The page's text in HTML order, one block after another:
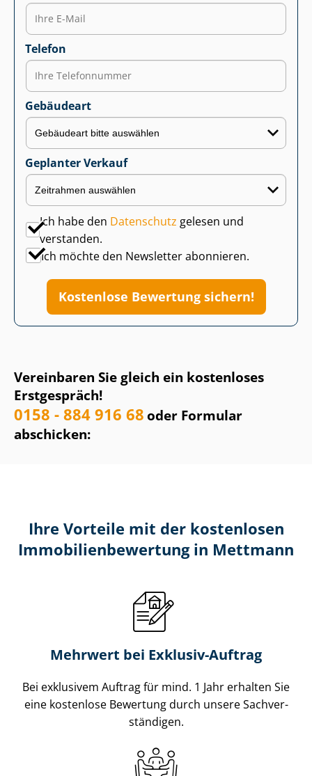
Vereinbaren Sie gleich ein kostenloses
Erstgespräch!
0158 - 884 916 68oder Formular
abschicken:
Telefon
Gebäudeart
Geplanter Verkauf
Ich habe den Datenschutz gelesen und
verstanden.
Ich möchte den Newsletter abonnieren.
Kostenlose Bewertung sichern!
Ihre Vorteile mit der kostenlosen
Im­mo­bi­li­en­be­wer­tung in Mettmann
Mehrwert bei Exklusiv-Auftrag
Bei exklusivem Auftrag für mind. 1 Jahr erhalten Sie
eine kostenlose Bewertung durch unsere Sach­ver­
stän­di­gen.